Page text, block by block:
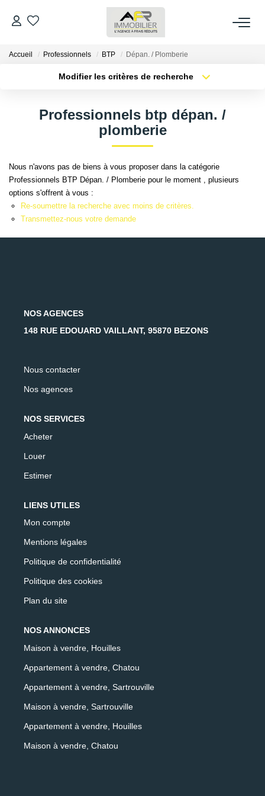
ACHETER
ESTIMER
FAIRE GÉRER
NOS AGENCES
AFR IMMOBILIER Chatou - Transaction
AFR IMMOBILIER Houilles
Accueil Professionnels BTP Dépan. / Plomberie
Modifier les critères de recherche
Type de bien
Surface min
Créer une alerte
Professionnels btp dépan. /
plomberie
Nous n'avons pas de biens à vous proposer dans la catégorie
Professionnels BTP Dépan. / Plomberie pour le moment , plusieurs
options s'offrent à vous :
Re-soumettre la recherche avec moins de critères.
Transmettez-nous votre demande
NOS AGENCES
148 RUE EDOUARD VAILLANT, 95870 BEZONS
Nous contacter
Nos agences
NOS SERVICES
Acheter
Louer
Estimer
LIENS UTILES
Mon compte
Mentions légales
Politique de confidentialité
Politique des cookies
Plan du site
NOS ANNONCES
Maison à vendre, Houilles
Appartement à vendre, Chatou
Appartement à vendre, Sartrouville
Maison à vendre, Sartrouville
Appartement à vendre, Houilles
Maison à vendre, Chatou